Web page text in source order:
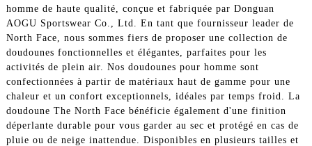
homme de haute qualité, conçue et fabriquée par Donguan
AOGU Sportswear Co., Ltd. En tant que fournisseur leader de
North Face, nous sommes fiers de proposer une collection de
doudounes fonctionnelles et élégantes, parfaites pour les
activités de plein air. Nos doudounes pour homme sont
confectionnées à partir de matériaux haut de gamme pour une
chaleur et un confort exceptionnels, idéales par temps froid. La
doudoune The North Face bénéficie également d'une finition
déperlante durable pour vous garder au sec et protégé en cas de
pluie ou de neige inattendue. Disponibles en plusieurs tailles et